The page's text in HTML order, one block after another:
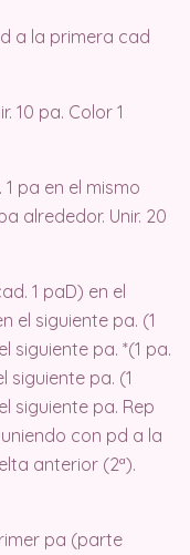
a la primera cad
10 pa. Color 1
pa en el mismo
alrededor. Unir. 20
1 paD) en el
el siguiente pa. (1
siguiente pa. *(1 pa.
siguiente pa. (1
siguiente pa. Rep
con pd a la
anterior (2ª).
pa (parte